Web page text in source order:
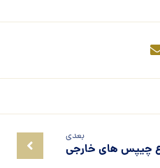
بعدی
چیپس های خارجی